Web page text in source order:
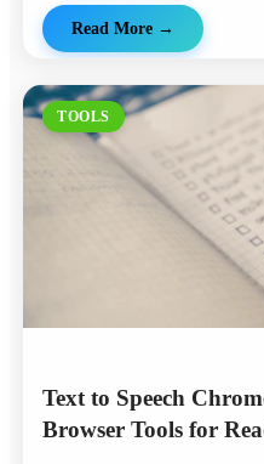
Read More →
TOOLS
Text to Speech
Browser Tools for